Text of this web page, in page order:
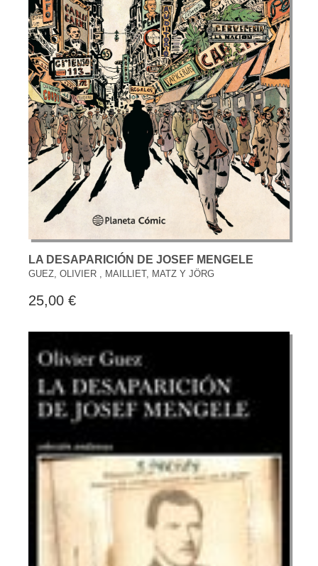
LA DESAPARICIÓN DE JOSEF MENGELE
GUEZ, OLIVIER , MAILLIET, MATZ Y JÖRG
25,00 €